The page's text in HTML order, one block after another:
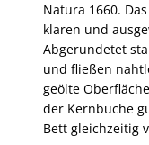
Natura 1660.
klaren und
Abgerundetet
und fließen
geölte
der Kernbuche
Bett gleichzeitig